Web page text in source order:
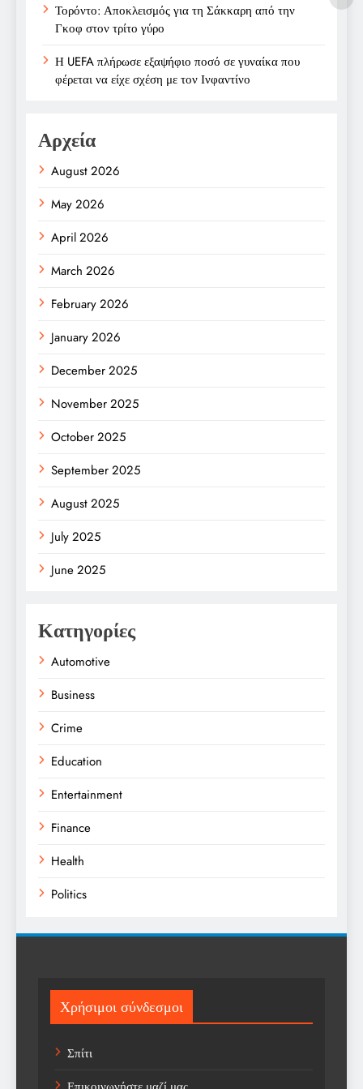
Τορόντο: Αποκλεισμός για τη Σάκκαρη από την
Γκοφ στον τρίτο γύρο
Η UEFA πλήρωσε εξαψήφιο ποσό σε γυναίκα που
φέρεται να είχε σχέση με τον Ινφαντίνο
Αρχεία
August 2026
May 2026
April 2026
March 2026
February 2026
January 2026
December 2025
November 2025
October 2025
September 2025
August 2025
July 2025
June 2025
Κατηγορίες
Automotive
Business
Crime
Education
Entertainment
Finance
Health
Politics
Sport
Sports
Technology
Χρήσιμοι σύνδεσμοι
Σπίτι